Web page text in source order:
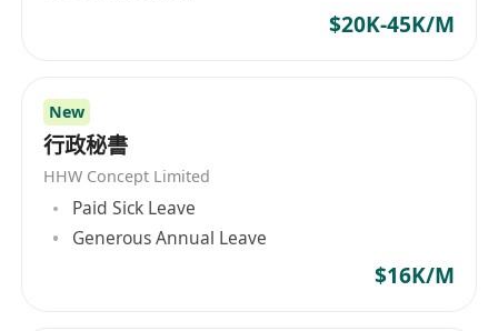
$20K-45K/M
New
行政秘書
HHW Concept Limited
Paid Sick Leave
Generous Annual Leave
$16K/M